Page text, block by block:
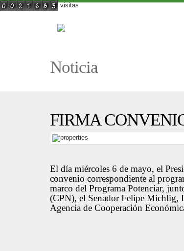
visitas
Noticia
FIRMA
El día miércoles 6 de mayo, el
convenio correspondiente al
marco del Programa Potenciar,
(CPN), el Senador Felipe Michlig,
Agencia de Cooperación